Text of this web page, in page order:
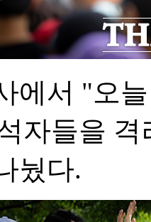
에서 "오
자들을
눴다.